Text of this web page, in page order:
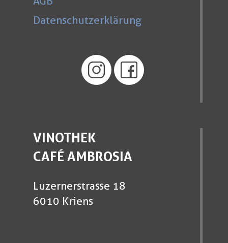
Datenschutzerklärung
VINOTHEK
CAFÉ AMBROSIA
Luzernerstrasse 18
6010 Kriens